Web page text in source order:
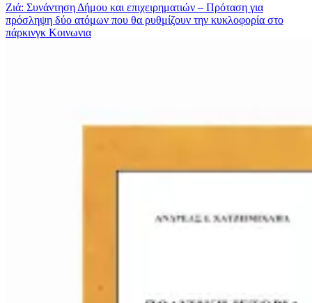
Ζιά: Συνάντηση Δήμου και επιχειρηματιών – Πρόταση για
πρόσληψη δύο ατόμων που θα ρυθμίζουν την κυκλοφορία στο
πάρκινγκ Κοινωνια